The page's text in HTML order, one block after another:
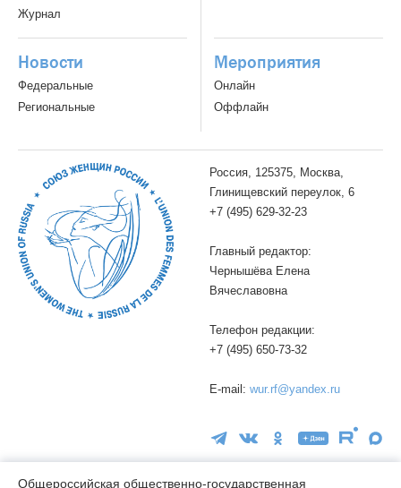
Журнал
Новости
Федеральные
Региональные
Мероприятия
Онлайн
Оффлайн
Россия, 125375, Москва,
Глинищевский переулок, 6
+7 (495) 629-32-23
Главный редактор:
Чернышёва Елена
Вячеславовна
Телефон редакции:
+7 (495) 650-73-32
E-mail: wur.rf@yandex.ru
Общероссийская общественно-государственная